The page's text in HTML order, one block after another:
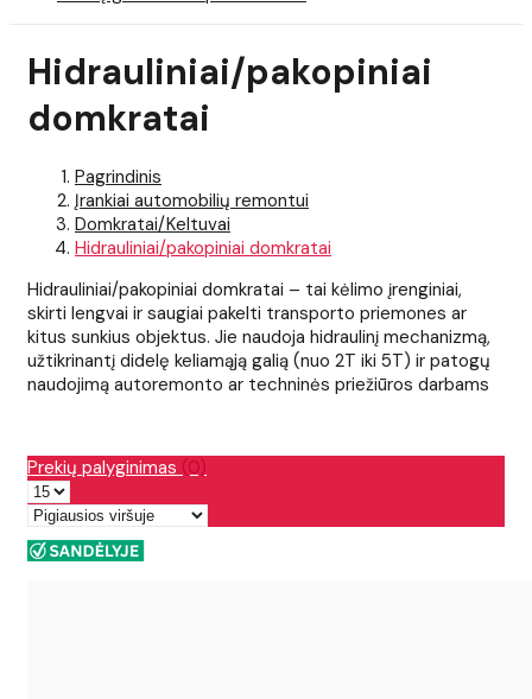
Hidrauliniai/pakopiniai
domkratai
Pagrindinis
Įrankiai automobilių remontui
Domkratai/Keltuvai
Hidrauliniai/pakopiniai domkratai
Hidrauliniai/pakopiniai domkratai – tai kėlimo įrenginiai,
skirti lengvai ir saugiai pakelti transporto priemones ar
kitus sunkius objektus. Jie naudoja hidraulinį mechanizmą,
užtikrinantį didelę keliamąją galią (nuo 2T iki 5T) ir patogų
naudojimą autoremonto ar techninės priežiūros darbams
Prekių palyginimas (0)